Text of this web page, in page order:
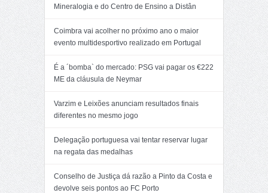
Mineralogia e do Centro de Ensino a Distân
Coimbra vai acolher no próximo ano o maior
evento multidesportivo realizado em Portugal
É a ´bomba` do mercado: PSG vai pagar os €222
ME da cláusula de Neymar
Varzim e Leixões anunciam resultados finais
diferentes no mesmo jogo
Delegação portuguesa vai tentar reservar lugar
na regata das medalhas
Conselho de Justiça dá razão a Pinto da Costa e
devolve seis pontos ao FC Porto